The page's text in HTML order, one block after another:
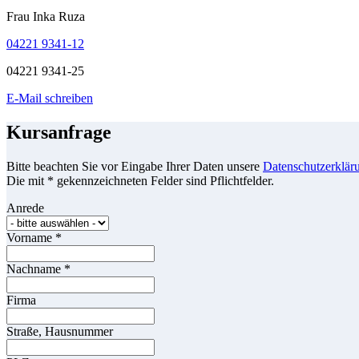
Frau Inka Ruza
04221 9341-12
04221 9341-25
E-Mail schreiben
Kursanfrage
Bitte beachten Sie vor Eingabe Ihrer Daten unsere
Die mit * gekennzeichneten Felder sind Pflichtfelder.
Anrede
Vorname *
Nachname *
Firma
Straße, Hausnummer